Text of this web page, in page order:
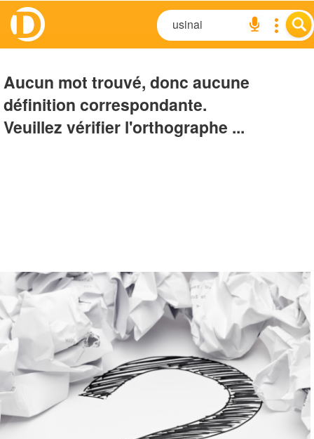
Aucun mot trouvé, donc aucune
définition correspondante.
Veuillez vérifier l'orthographe ...